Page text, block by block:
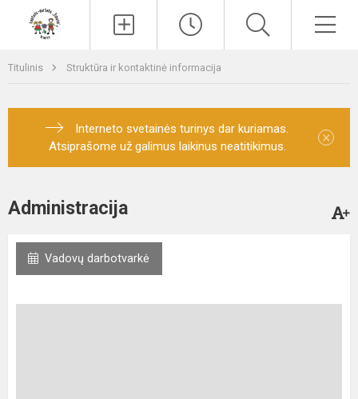
Titulinis Struktūra ir kontaktinė informacija
Interneto svetainės turinys dar kuriamas.
Atsiprašome už galimus laikinus neatitikimus.
×
Administracija
Vadovų darbotvarkė